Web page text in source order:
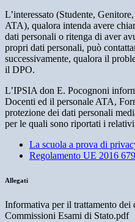
L’interessato (Studente,
ATA), qualora intenda avere
dati personali o ritenga di aver
propri dati personali, può
successivamente, qualora il
il DPO.
L’IPSIA don E. Pocognoni
Docenti ed il personale ATA,
protezione dei dati personali
per le quali sono riportati i
La scuola a prova di
Regolamento UE 2016
Allegati
Informativa per il trattamento dei
Commissioni Esami di Stato.pdf